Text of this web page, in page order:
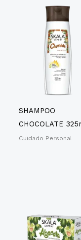
SHAMPOO
CHOCOLATE
Cuidado Personal